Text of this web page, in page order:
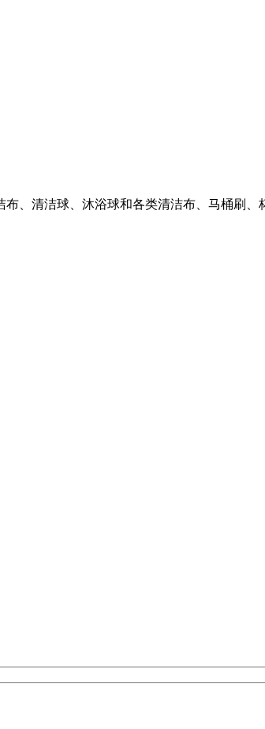
、清洁球、沐浴球和各类清洁布、马桶刷